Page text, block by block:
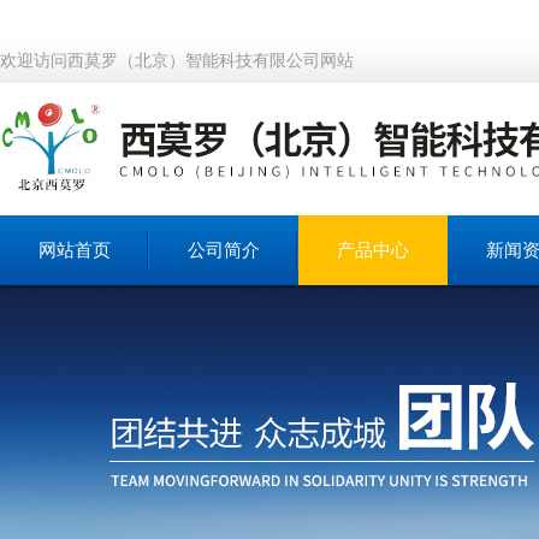
欢迎访问西莫罗（北京）智能科技有限公司网站
网站首页 公司简介 产品中心 新闻